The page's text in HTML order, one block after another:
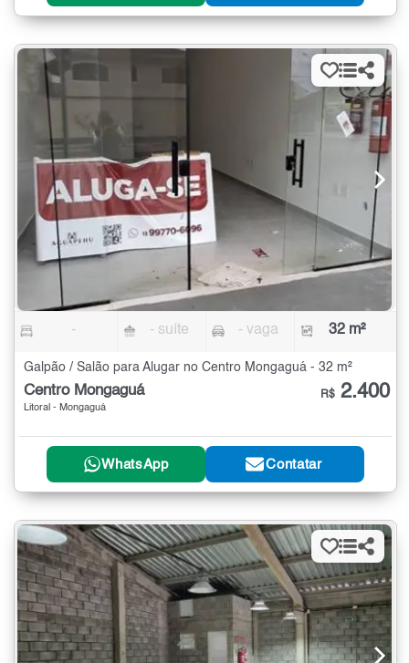
- - suíte - vaga 32 m²
Galpão / Salão para Alugar no Centro Mongaguá - 32 m²
Centro Mongaguá
Litoral - Mongaguá
R$ 2.400
WhatsApp Contatar